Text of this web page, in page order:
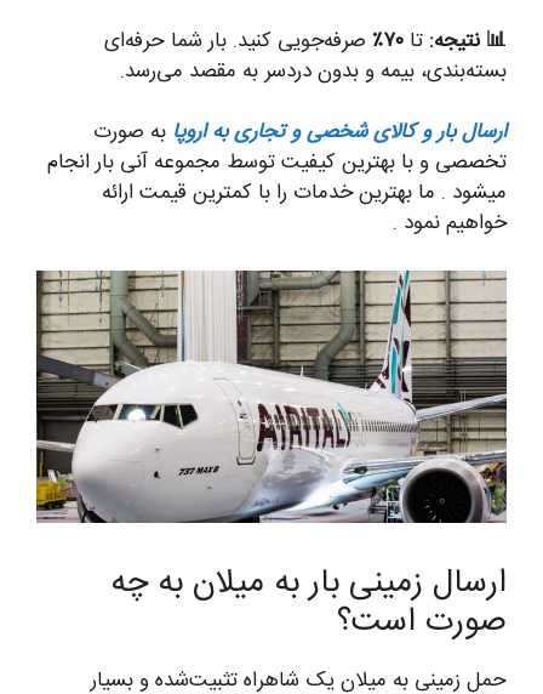
📊 نتیجه: تا ۷۰٪ صرفه‌جویی کنید. بار شما حرفه‌ای
بسته‌بندی، بیمه و بدون دردسر به مقصد می‌رسد.
ارسال بار و کالای شخصی و تجاری به اروپا به صورت
تخصصی و با بهترین کیفیت توسط مجموعه آنی بار انجام
میشود . ما بهترین خدمات را با کمترین قیمت ارائه
خواهیم نمود .
ارسال زمینی بار به میلان به چه
صورت است؟
حمل زمینی به میلان یک شاهراه تثبیت‌شده و بسیار